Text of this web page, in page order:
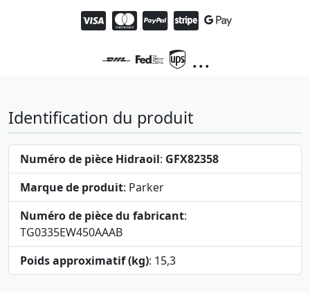
...
Identification du produit
Numéro de pièce Hidraoil: GFX82358
Marque de produit: Parker
Numéro de pièce du fabricant:
TG0335EW450AAAB
Poids approximatif (kg): 15,3